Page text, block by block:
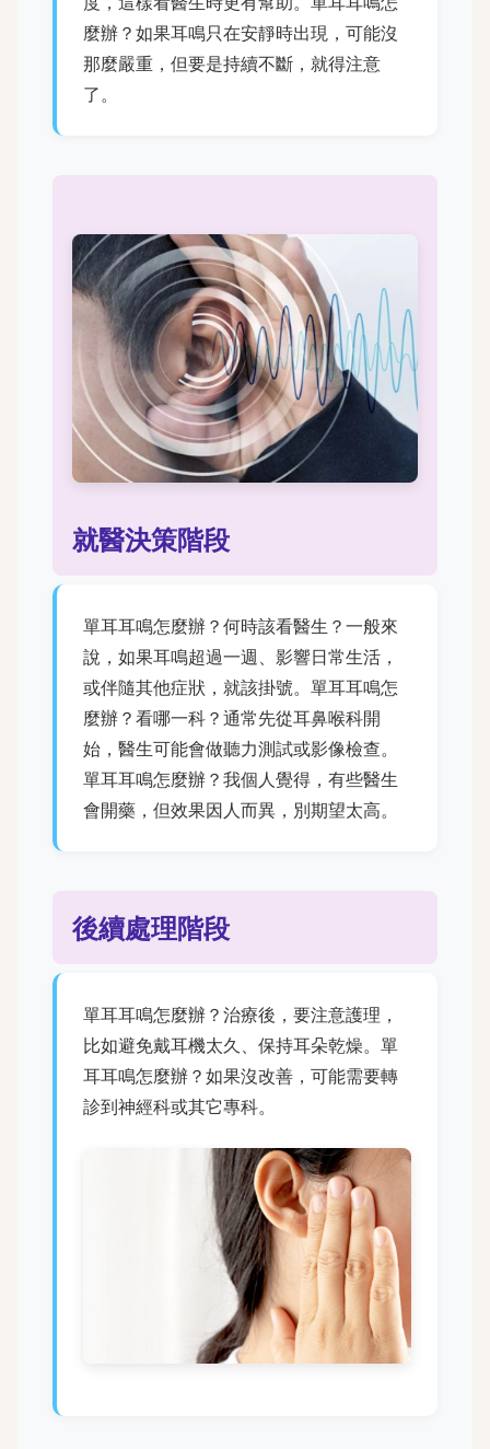
麼辦？如果耳鳴只在安靜時出現，可能沒
那麼嚴重，但要是持續不斷，就得注意
了。
就醫決策階段
單耳耳鳴怎麼辦？何時該看醫生？一般來
說，如果耳鳴超過一週、影響日常生活，
或伴隨其他症狀，就該掛號。單耳耳鳴怎
麼辦？看哪一科？通常先從耳鼻喉科開
始，醫生可能會做聽力測試或影像檢查。
單耳耳鳴怎麼辦？我個人覺得，有些醫生
會開藥，但效果因人而異，別期望太高。
後續處理階段
單耳耳鳴怎麼辦？治療後，要注意護理，
比如避免戴耳機太久、保持耳朵乾燥。單
耳耳鳴怎麼辦？如果沒改善，可能需要轉
診到神經科或其它專科。